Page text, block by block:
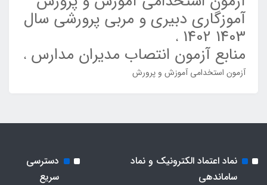
آموزگاری دبیری و مربی پرورشی سال
1403 1402
منابع آزمون انتصاب مدیران مدارس
آزمون استخدامی آموزش و پرورش
نماد اعتماد الکترونیک و نماد
ساماندهی
دسترسی
سریع